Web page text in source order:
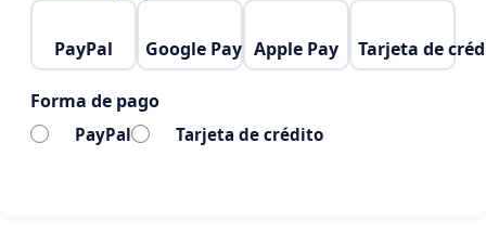
PayPal Google Pay Apple Pay Tarjeta de
Forma de pago
PayPal Tarjeta de crédito